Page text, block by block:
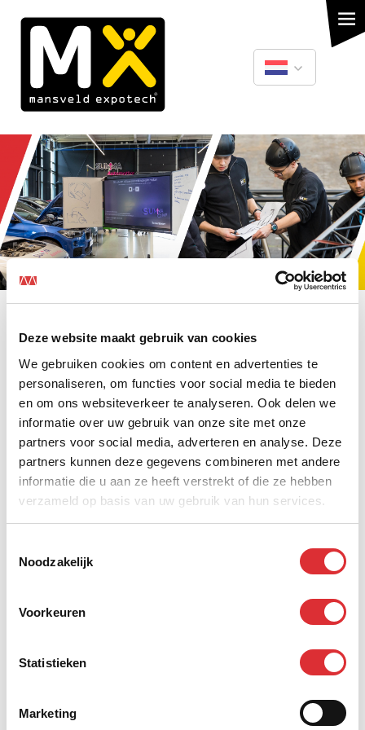
Deze website maakt gebruik van cookies
We gebruiken cookies om content en advertenties te
personaliseren, om functies voor social media te bieden
en om ons websiteverkeer te analyseren. Ook delen we
informatie over uw gebruik van onze site met onze
partners voor social media, adverteren en analyse. Deze
partners kunnen deze gegevens combineren met andere
informatie die u aan ze heeft verstrekt of die ze hebben
verzameld op basis van uw gebruik van hun services.
Noodzakelijk
Voorkeuren
Statistieken
Marketing
inhoud
gaan
Nederlands
English
Mansveld Expotech
focust op
huisinstallateurschap
evenementenlocaties
Mansveld Expotech richt zich voortaan volledig op het
evenementenlocaties waar ze als huisinstallateur aan
verbonden zijn. Dit zijn RAI Amsterdam, Jaarbeurs en
ontwikkelingen binnen de techniekbranche, zijn de
en Mansveld Audio Video Controls zijn ondergebracht
anders ingericht.